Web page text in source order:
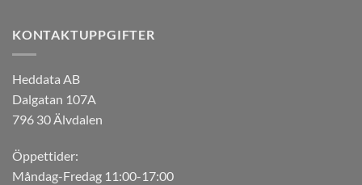
KONTAKTUPPGIFTER
Heddata AB
Dalgatan 107A
796 30 Älvdalen
Öppettider:
Måndag-Fredag 11:00-17:00